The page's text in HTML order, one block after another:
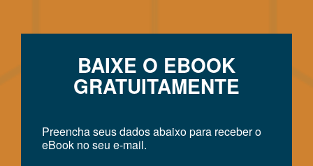
BAIXE O EBOOK
GRATUITAMENTE
Preencha seus dados abaixo para receber o
eBook no seu e-mail.